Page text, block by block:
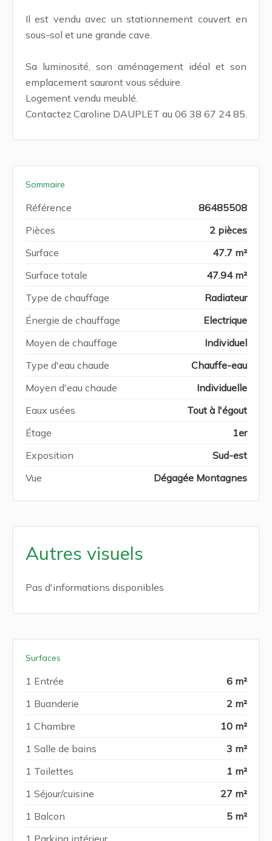
Il est vendu avec un stationnement couvert en
sous-sol et une grande cave.
Sa luminosité, son aménagement idéal et son
emplacement sauront vous séduire.
Logement vendu meublé.
Contactez Caroline DAUPLET au 06 38 67 24 85.
Sommaire
Référence
86485508
Pièces
2 pièces
Surface
47.7 m²
Surface totale
47.94 m²
Type de chauffage
Radiateur
Énergie de chauffage
Electrique
Moyen de chauffage
Individuel
Type d'eau chaude
Chauffe-eau
Moyen d'eau chaude
Individuelle
Eaux usées
Tout à l'égout
Étage
1er
Exposition
Sud-est
Vue
Dégagée Montagnes
Autres visuels
Pas d'informations disponibles
Surfaces
1 Entrée
6 m²
1 Buanderie
2 m²
1 Chambre
10 m²
1 Salle de bains
3 m²
1 Toilettes
1 m²
1 Séjour/cuisine
27 m²
1 Balcon
5 m²
1 Parking intérieur